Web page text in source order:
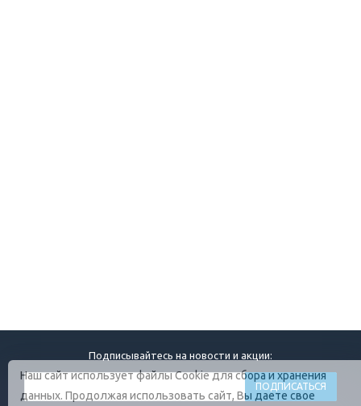
Подписывайтесь на новости и акции:
Наш сайт использует файлы Cookie для сбора и хранения
данных. Продолжая использовать сайт, Вы даете свое